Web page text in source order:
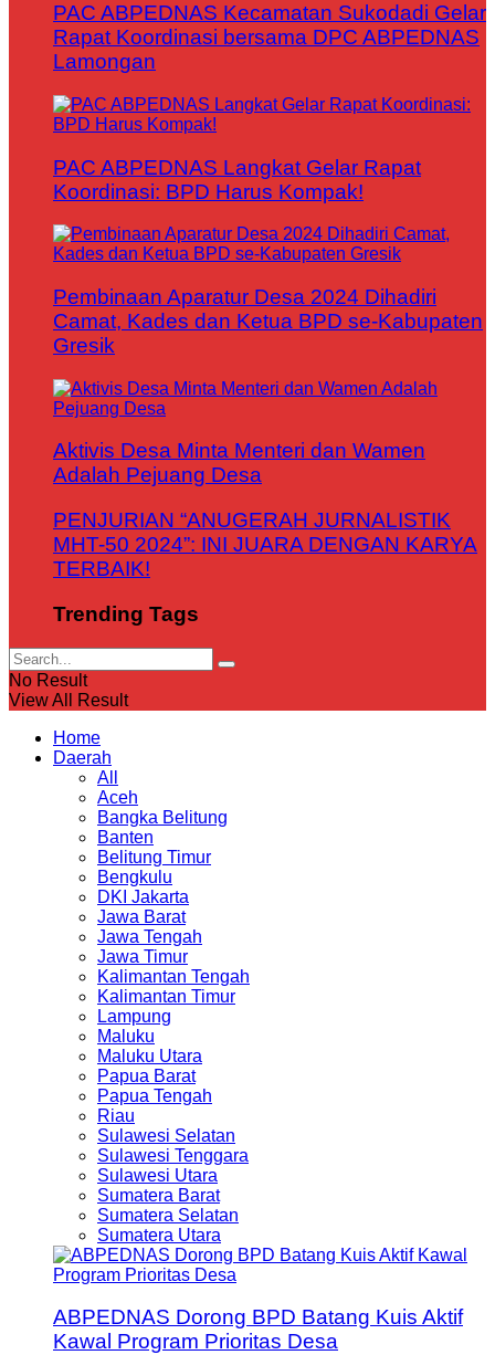
PAC ABPEDNAS Kecamatan Sukodadi Gelar
Rapat Koordinasi bersama DPC ABPEDNAS
Lamongan
PAC ABPEDNAS Langkat Gelar Rapat
Koordinasi: BPD Harus Kompak!
Pembinaan Aparatur Desa 2024 Dihadiri
Camat, Kades dan Ketua BPD se-Kabupaten
Gresik
Aktivis Desa Minta Menteri dan Wamen
Adalah Pejuang Desa
PENJURIAN “ANUGERAH JURNALISTIK
MHT-50 2024”: INI JUARA DENGAN KARYA
TERBAIK!
Trending Tags
No Result
View All Result
Home
Daerah
All
Aceh
Bangka Belitung
Banten
Belitung Timur
Bengkulu
DKI Jakarta
Jawa Barat
Jawa Tengah
Jawa Timur
Kalimantan Tengah
Kalimantan Timur
Lampung
Maluku
Maluku Utara
Papua Barat
Papua Tengah
Riau
Sulawesi Selatan
Sulawesi Tenggara
Sulawesi Utara
Sumatera Barat
Sumatera Selatan
Sumatera Utara
ABPEDNAS Dorong BPD Batang Kuis Aktif
Kawal Program Prioritas Desa